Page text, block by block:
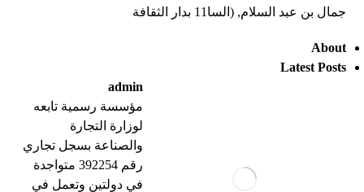
جمال بن عبد السلام, (السا11 بدار الثقافة
About
Latest Posts
admin
مؤسسة رسمية تابعه
لوزارة التجارة
والصناعة بسجل تجاري
رقم 392254 متواجدة
في دولتين وتعمل في